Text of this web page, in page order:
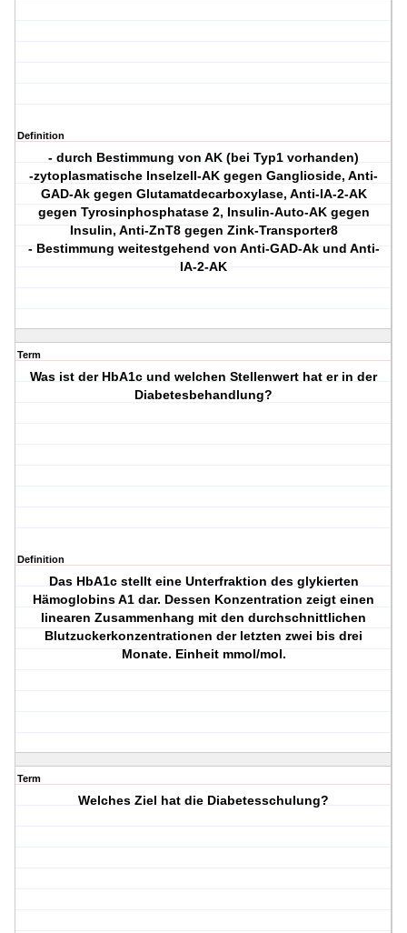
Definition
- durch Bestimmung von AK (bei Typ1 vorhanden)
-zytoplasmatische Inselzell-AK gegen Ganglioside, Anti-
GAD-Ak gegen Glutamatdecarboxylase, Anti-IA-2-AK
gegen Tyrosinphosphatase 2, Insulin-Auto-AK gegen
Insulin, Anti-ZnT8 gegen Zink-Transporter8
- Bestimmung weitestgehend von Anti-GAD-Ak und Anti-
IA-2-AK
Term
Was ist der HbA1c und welchen Stellenwert hat er in der
Diabetesbehandlung?
Definition
Das HbA1c stellt eine Unterfraktion des glykierten
Hämoglobins A1 dar. Dessen Konzentration zeigt einen
linearen Zusammenhang mit den durchschnittlichen
Blutzuckerkonzentrationen der letzten zwei bis drei
Monate. Einheit mmol/mol.
Term
Welches Ziel hat die Diabetesschulung?